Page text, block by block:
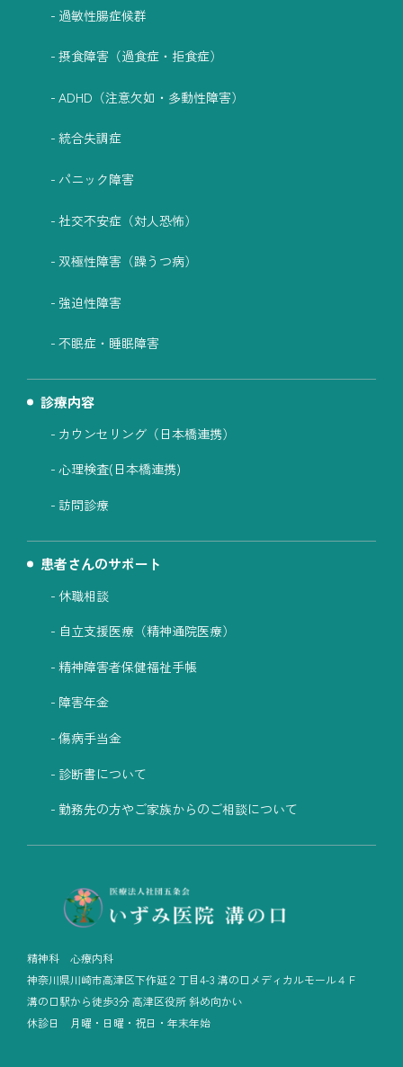
過敏性腸症候群
摂食障害（過食症・拒食症）
ADHD（注意欠如・多動性障害）
統合失調症
パニック障害
社交不安症（対人恐怖）
双極性障害（躁うつ病）
強迫性障害
不眠症・睡眠障害
診療内容
カウンセリング（日本橋連携）
心理検査(日本橋連携)
訪問診療
患者さんのサポート
休職相談
自立支援医療（精神通院医療）
精神障害者保健福祉手帳
障害年金
傷病手当金
診断書について
勤務先の方やご家族からのご相談について
精神科 心療内科
神奈川県川崎市高津区下作延２丁目4-3 溝の口メディカルモール４Ｆ
溝の口駅から徒歩3分 高津区役所 斜め向かい
休診日 月曜・日曜・祝日・年末年始